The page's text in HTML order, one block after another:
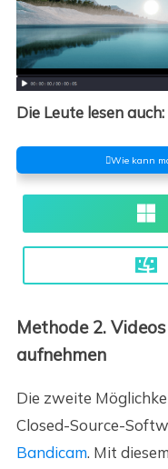
Die Leute lesen auch:
Wie kann
Methode 2.
aufnehmen
Die zweite
Closed-Source-
Bandicam. Mit